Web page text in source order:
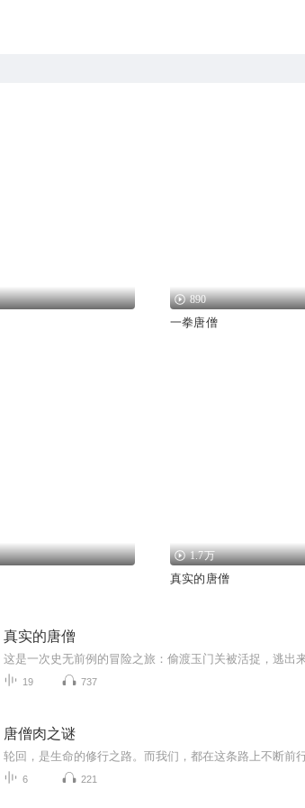
890
一拳唐僧
1.7万
真实的唐僧
真实的唐僧
19 737
唐僧肉之谜
轮回，是生命的修行之路。而我们，都在这条路上不断前
6 221